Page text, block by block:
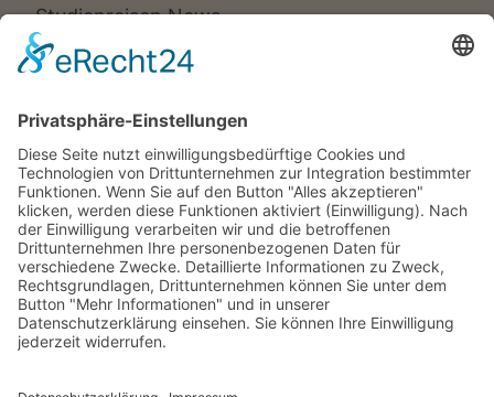
Studienreisen News
Veranstalter:
Ameropa Reisen
Bavaria Fernreisen
Berge & Meer
Gebeco
Hauser exkursionen
Meiers Weltreisen
Nicko Cruises
SKR
Studiosus